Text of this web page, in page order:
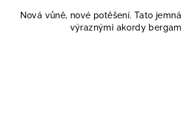
z
5
Nová vůně, nové potěšení. Tato
výraznými akordy